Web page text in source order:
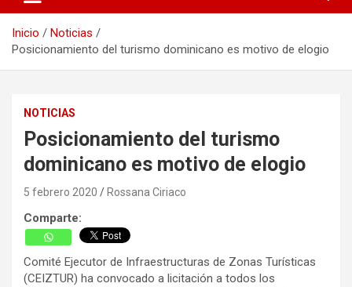
Inicio
Noticias
Posicionamiento del turismo dominicano es motivo de elogio
NOTICIAS
Posicionamiento del turismo
dominicano es motivo de elogio
5 febrero 2020 Rossana Ciriaco
Comparte:
Comité Ejecutor de Infraestructuras de Zonas Turísticas
(CEIZTUR) ha convocado a licitación a todos los